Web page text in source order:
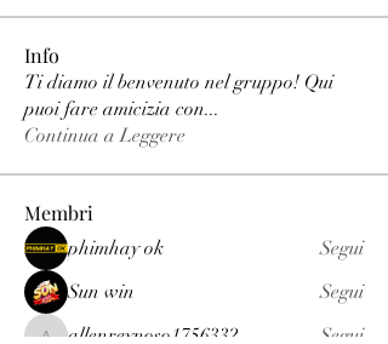
Info
Ti diamo il benvenuto nel gruppo! Qui
puoi fare amicizia con...
Continua a Leggere
Membri
phimhay ok
Segui
Sun win
Segui
allenreynoso1756332 Segui